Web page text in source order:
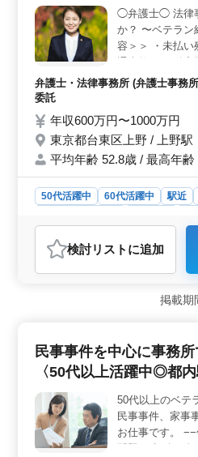
◯弁護士◯ 法律
か？ 〜ベテラン
容＞＞ ・未払い
休2日制 ・駅徒
を考慮致します
おります♪
弁護士・法律事務所 (弁護士事務
委託
年収600万円〜1000万円
東京都台東区上野 / 上野駅
平均年齢 52.8歳 / 最高年齢
50代活躍中 60代活躍中 駅近
おすすめポイント
＜経験者優遇＞ 一般民事事件
です！未払い残業代請求や債
問題など、幅広い案件に携わる
規採用実績もあります。フレッ
力の1つです。残業は少なめで
＞ 年収600万円〜1600万円で
ます。通勤手当実費支給や社
能、弁護士費用事務所負担可な
キャリアを築けます。
検討リスト に追加
掲載
民事事件を中心に事務所
〈50代以上活躍中◎都内
50代以上のベテ
民事事件、家事
お仕事です。